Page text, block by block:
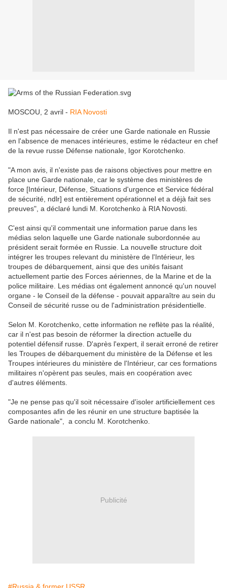
MOSCOU, 2 avril - RIA Novosti
Il n'est pas nécessaire de créer une Garde nationale en Russie
en l'absence de menaces intérieures, estime le rédacteur en chef
de la revue russe Défense nationale, Igor Korotchenko.
"A mon avis, il n'existe pas de raisons objectives pour mettre en
place une Garde nationale, car le système des ministères de
force [Intérieur, Défense, Situations d'urgence et Service fédéral
de sécurité, ndlr] est entièrement opérationnel et a déjà fait ses
preuves", a déclaré lundi M. Korotchenko à RIA Novosti.
C'est ainsi qu'il commentait une information parue dans les
médias selon laquelle une Garde nationale subordonnée au
président serait formée en Russie. La nouvelle structure doit
intégrer les troupes relevant du ministère de l'Intérieur, les
troupes de débarquement, ainsi que des unités faisant
actuellement partie des Forces aériennes, de la Marine et de la
police militaire. Les médias ont également annoncé qu'un nouvel
organe - le Conseil de la défense - pouvait apparaître au sein du
Conseil de sécurité russe ou de l'administration présidentielle.
Selon M. Korotchenko, cette information ne reflète pas la réalité,
car il n'est pas besoin de réformer la direction actuelle du
potentiel défensif russe. D'après l'expert, il serait erroné de retirer
les Troupes de débarquement du ministère de la Défense et les
Troupes intérieures du ministère de l'Intérieur, car ces formations
militaires n'opèrent pas seules, mais en coopération avec
d'autres éléments.
"Je ne pense pas qu'il soit nécessaire d'isoler artificiellement ces
composantes afin de les réunir en une structure baptisée la
Garde nationale", a conclu M. Korotchenko.
Publicité